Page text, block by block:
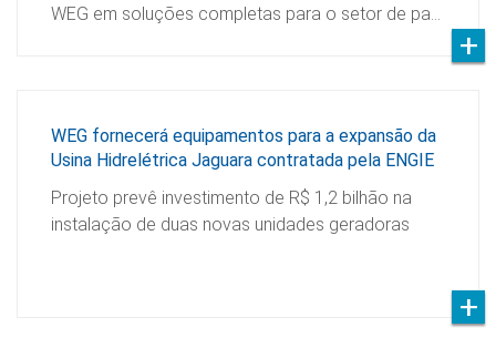
WEG em soluções completas para o setor de pa…
WEG fornecerá equipamentos para a expansão da
Usina Hidrelétrica Jaguara contratada pela ENGIE
Projeto prevê investimento de R$ 1,2 bilhão na
instalação de duas novas unidades geradoras